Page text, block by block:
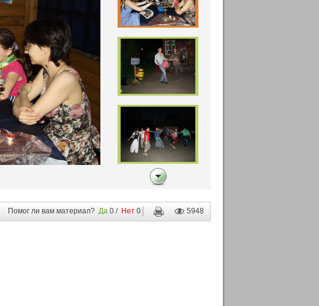
Помог ли вам материал? Да 0 / Нет 0
для
5948